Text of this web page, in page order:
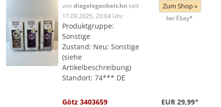
vondiegelegenheit.hn seit
17.09.2025, 20:04 Uhr
Produktgruppe:
Sonstige
Zustand: Neu: Sonstige
(siehe
Artikelbeschreibung)
Standort: 74*** DE
Zum Shop »
bei Ebay*
Götz 3403659
EUR 29,99*